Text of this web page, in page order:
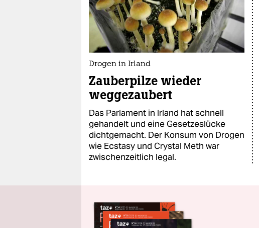
Drogen in Irland
Zauberpilze wieder
weggezaubert
Das Parlament in Irland hat schnell
gehandelt und eine Gesetzeslücke
dichtgemacht. Der Konsum von Drogen
wie Ecstasy und Crystal Meth war
zwischenzeitlich legal.